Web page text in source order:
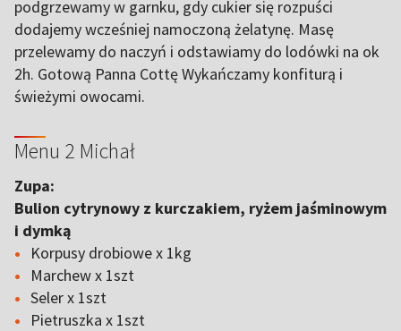
podgrzewamy w garnku, gdy cukier się rozpuści
dodajemy wcześniej namoczoną żelatynę. Masę
przelewamy do naczyń i odstawiamy do lodówki na ok
2h. Gotową Panna Cottę Wykańczamy konfiturą i
świeżymi owocami.
Menu 2 Michał
Zupa:
Bulion cytrynowy z kurczakiem, ryżem jaśminowym
i dymką
Korpusy drobiowe x 1kg
Marchew x 1szt
Seler x 1szt
Pietruszka x 1szt